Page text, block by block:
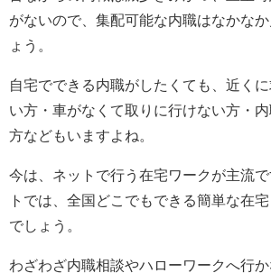
がないので、集配可能な内職はなかなか
ょう。
自宅でできる内職がしたくても、近く
い方・車がなくて取りに行けない方・
方などもいますよね。
今は、ネットで行う在宅ワークが主流
トでは、全国どこでもできる簡単な在
でしょう。
わざわざ内職相談やハローワークへ行